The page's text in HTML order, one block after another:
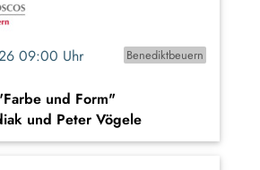
09:00 Uhr
Benediktbeuern
und Form"
und Peter Vögele